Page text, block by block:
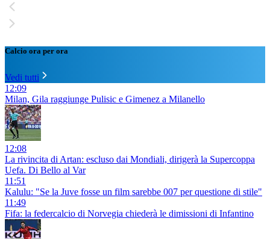
Calcio ora per ora
Vedi tutti
12:09
Milan, Gila raggiunge Pulisic e Gimenez a Milanello
12:08
La rivincita di Artan: escluso dai Mondiali, dirigerà la Supercoppa
Uefa. Di Bello al Var
11:51
Kalulu: "Se la Juve fosse un film sarebbe 007 per questione di stile"
11:49
Fifa: la federcalcio di Norvegia chiederà le dimissioni di Infantino